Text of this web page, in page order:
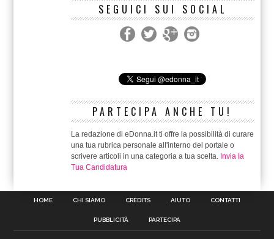
SEGUICI SUI SOCIAL
PARTECIPA ANCHE TU!
La redazione di eDonna.it ti offre la possibilità di curare
una tua rubrica personale all'interno del portale o
scrivere articoli in una categoria a tua scelta. Invia la
Tua Candidatura
HOME CHI SIAMO CREDITS AIUTO CONTATTI
PUBBLICITÀ PARTECIPA